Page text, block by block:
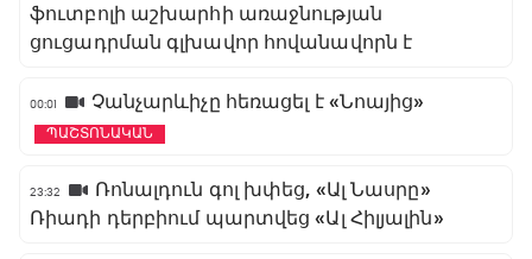
ֆուտբոլի աշխարհի առաջնության
ցուցադրման գլխավոր հովանավորն է
00:01 Չանչարևիչը հեռացել է «Նոայից»
ՊԱՇՏՈՆԱԿԱՆ
23:32
Ռոնալդուն գոլ խփեց, «Ալ Նասրը»
Ռիադի դերբիում պարտվեց «Ալ Հիլյալին»